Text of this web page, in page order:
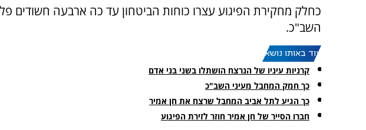
כחלק מחקירת הפיגוע עצרו כוחות הביטחון עד כה ארבעה חשודים
השב"כ.
עוד באותו נושא:
קרניות עיניו של הנרצח הושתלו בשני בני אדם
כך חמק המחבל מעיני השב"כ
כך הגיע לתל אביב המחבל שרצח את חן אמיר
חברו הסייר של חן אמיר חוזר לזירת הפיגוע